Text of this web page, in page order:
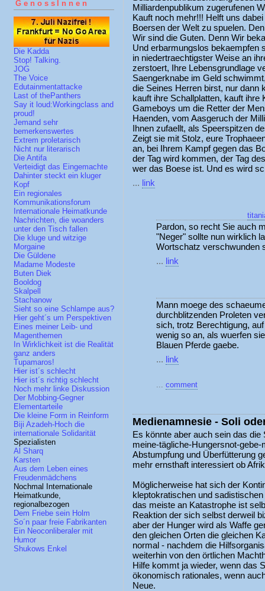
GenossInnen
Die Kadda
Stop! Talking.
JOG
The Voice
Edutainmentattacke
Last of thePanthers
Say it loud:Workingclass and
proud!
Jemand sehr
bemerkenswertes
Extrem proletarisch
Nicht nur literarisch
Die Antifa
Verteidigt das Eingemachte
Dahinter steckt ein kluger
Kopf
Ein regionales
Kommunikationsforum
Internationale Heimatkunde
Nachrichten, die woanders
unter den Tisch fallen
Die kluge und witzige
Morgaine
Die Güldene
Madame Modeste
Buten Diek
Booldog
Skalpell
Stachanow
Sieht so eine Schlampe aus?
Hier geht´s um Perspektiven
Eines meiner Leib- und
Magenthemen
In Wirklichkeit ist die Realität
ganz anders
Tupamaros!
Hier ist´s schlecht
Hier ist´s richtig schlecht
Noch mehr linke Diskussion
Der Mobbing-Gegner
Elementarteile
Die kleine Form in Reinform
Biji Azadeh-Hoch die
internationale Solidarität
Spezialisten
Al Sharq
Karsten
Aus dem Leben eines
Freudenmädchens
Nochmal Internationale
Heimatkunde,
regionalbezogen
Dem Friebe sein Holm
So´n paar freie Fabrikanten
Ein Neoconliberaler mit
Humor
Shukows Enkel
Milliardenpublikum zugerufenen
Kauft noch mehr!!! Helft uns
Boersen der Welt zu spuelen.
Wir sind die Guten. Denn Wir
Und erbarmungslos bekaempfen
in niedertraechtigster Weise an
zerstoert, Ihre Lebensgrundlage
Saengerknabe im Geld
die Seines Herren birst, nur dann
kauft ihre Schallplatten, kauft ihre
Gameboys um die Retter der
Haenden, vom Aasgeruch der
Ihnen zufaellt, als Speerspitzen
Zeigt sie mit Stolz, eure
an, bei Ihrem Kampf gegen das
der Tag wird kommen, der Tag
wer das Boese ist. Und es wird
... link
Pardon, so recht Sie auch
"Neger" sollte nun wirklich
Wortschatz verschwunden
... link
Mann moege des
durchblitzenden Proleten
sich, trotz Berechtigung,
wenig so an, als wuerfen
Blauen Pferde gaebe.
... link
... comment
Medienamnesie - Soli
Es könnte aber auch sein das
meine-tägliche-Hungersnot-
Abstumpfung und Überfütterung
mehr ernsthaft interessiert ob
Möglicherweise hat sich der
kleptokratischen und
das meiste an Katastrophe ist
Reaktion der sich selbst derweil
aber der Hunger wird als Waffe
den gleichen Orten die gleichen
normal - nachdem die
weiterhin von den örtlichen
Hilfe kommt ja wieder, wenn das
ökonomisch rationales, wenn
Neue.